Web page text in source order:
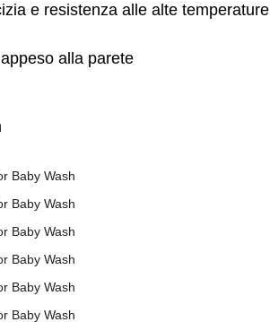
e resistenza alle alte temperature
alla parete